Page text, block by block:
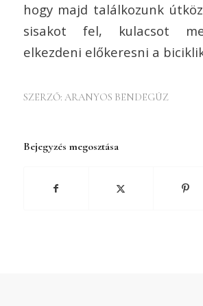
hogy majd találkozunk
sisakot fel, kulacsot
elkezdeni előkeresni a
SZERZŐ: ARANYOS BENDEGÚZ
Bejegyzés megosztása